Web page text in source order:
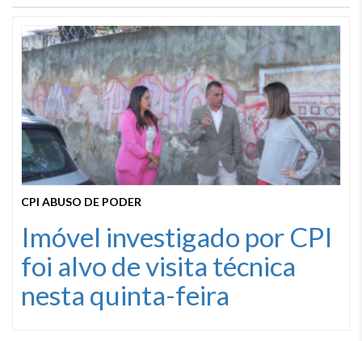
CPI ABUSO DE PODER
Imóvel investigado por CPI
foi alvo de visita técnica
nesta quinta-feira